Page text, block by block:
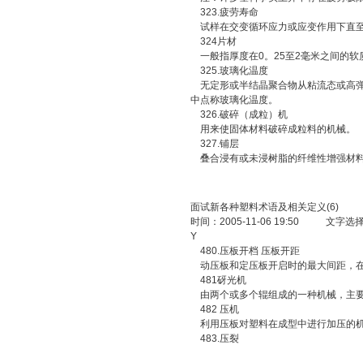
323.疲劳寿命
试样在交变循环应力或应变作用下直
324片材
一般指厚度在0。25至2毫米之间的软
325.玻璃化温度
无定形或半结晶聚合物从粘流态或高
中点称玻璃化温度。
326.破碎（成粒）机
用来使固体材料破碎成粒料的机械。
327.铺层
叠合浸有或未浸树脂的纤维性增强材
面试新各种塑料术语及相关定义(6)
时间：2005-11-06 19:50 文字选
Y
480.压板开档 压板开距
动压板和定压板开启时的最大间距，
481砑光机
由两个或多个辊组成的一种机械，主
482 压机
利用压板对塑料在成型中进行加压的
483.压裂